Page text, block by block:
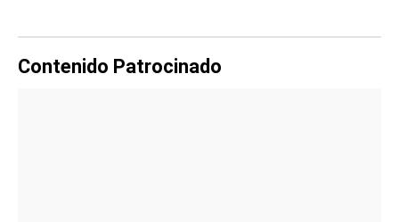
Contenido Patrocinado